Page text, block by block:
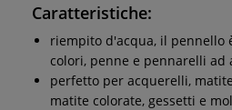
Caratteristiche:
riempito d'acqua, il pennello
colori, penne e pennarelli ad
perfetto per acquerelli,
matite colorate, gessetti e